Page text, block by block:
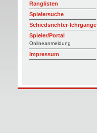
Ranglisten
Spielersuche
Schiedsrichter-lehrgänge
Spieler/Portal
Onlineanmeldung
Impressum